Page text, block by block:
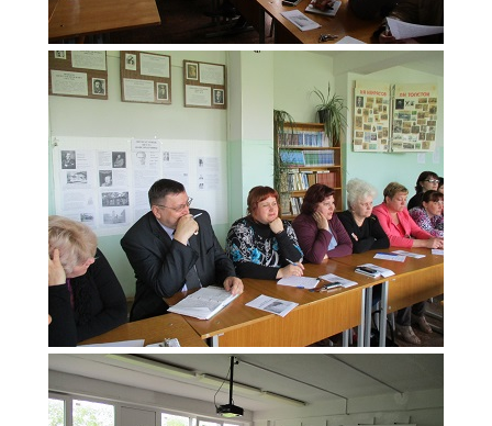
Основные сведения
Структура и органы управления образовательной
организацией
Документы
Образование
Образовательные стандарты и требования
Руководство
Педагогический состав
Материально-техническое обеспечение и
оснащенность образовательного процесса.
Доступная среда
Стипендии и меры поддержки обучающихся
Платные образовательные услуги
Финансово-хозяйственная деятельность